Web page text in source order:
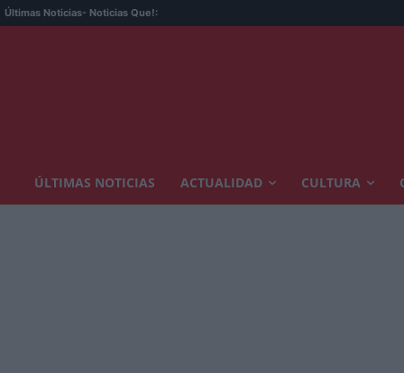
Últimas Noticias- Noticias Que!:
ÚLTIMAS NOTICIAS ACTUALIDAD CULTURA